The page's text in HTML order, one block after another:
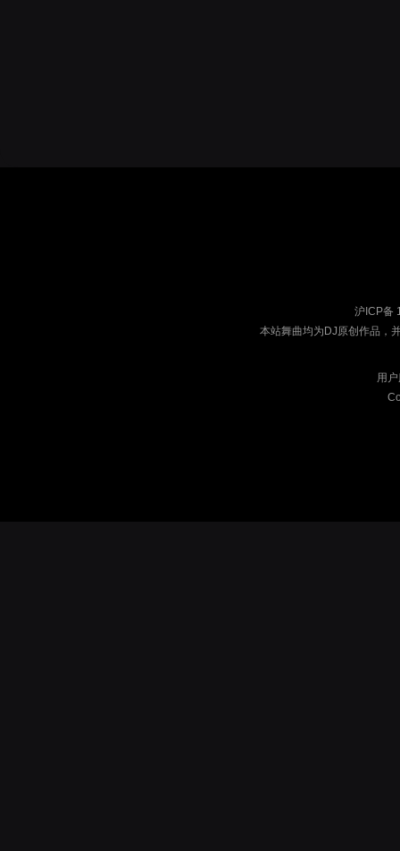
沪ICP备
本站舞曲均为DJ原创作品，
用